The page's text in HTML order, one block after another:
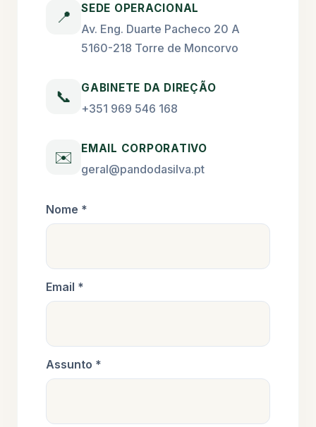
📍 SEDE OPERACIONAL
Av. Eng. Duarte Pacheco 20 A
5160-218 Torre de Moncorvo
📞 GABINETE DA DIREÇÃO
+351 969 546 168
✉️ EMAIL CORPORATIVO
geral@pandodasilva.pt
Nome *
Email *
Assunto *